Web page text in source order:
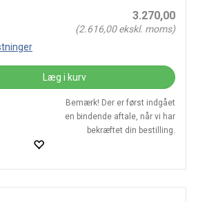
3.270,00
(2.616,00ekskl. moms)
Læg i kurv
Bemærk! Der er først indgået
en bindende aftale, når vi har
bekræftet din bestilling.